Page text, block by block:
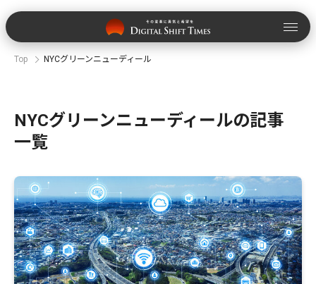
Top NYCグリーンニューディール
NYCグリーンニューディールの記事
一覧